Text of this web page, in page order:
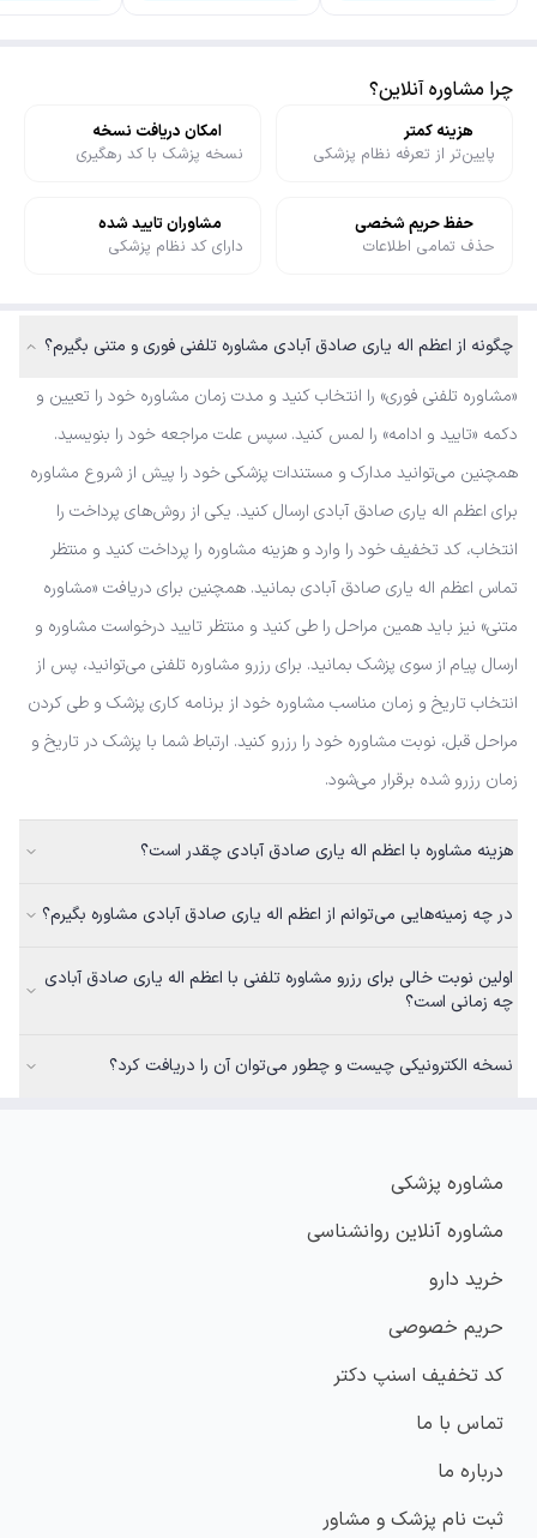
چرا مشاوره آنلاین؟
هزینه کمتر
پایین‌تر از تعرفه نظام پزشکی
امکان دریافت نسخه
نسخه پزشک با کد رهگیری
حفظ حریم شخصی
حذف تمامی اطلاعات
مشاوران تایید شده
دارای کد نظام پزشکی
چگونه از اعظم اله یاری صادق آبادی مشاوره تلفنی فوری و متنی بگیرم؟
«مشاوره تلفنی فوری» را انتخاب کنید و مدت زمان مشاوره خود را تعیین و
دکمه «تایید و ادامه» را لمس کنید. سپس علت مراجعه خود را بنویسید.
همچنین می‌توانید مدارک و مستندات پزشکی خود را پیش از شروع مشاوره
برای اعظم اله یاری صادق آبادی ارسال کنید. یکی از روش‌های پرداخت را
انتخاب، کد تخفیف خود را وارد و هزینه مشاوره را پرداخت کنید و منتظر
تماس اعظم اله یاری صادق آبادی بمانید. همچنین برای دریافت «مشاوره
متنی» نیز باید همین مراحل را طی کنید و منتظر تایید درخواست مشاوره و
ارسال پیام از سوی پزشک بمانید. برای رزرو مشاوره تلفنی می‌توانید، پس از
انتخاب تاریخ و زمان مناسب مشاوره خود از برنامه کاری پزشک و طی کردن
مراحل قبل، نوبت مشاوره خود را رزرو کنید. ارتباط شما با پزشک در تاریخ و
زمان رزرو شده برقرار می‌شود.
هزینه مشاوره با اعظم اله یاری صادق آبادی چقدر است؟
در چه زمینه‌هایی می‌توانم از اعظم اله یاری صادق آبادی مشاوره بگیرم؟
اولین نوبت خالی برای رزرو مشاوره تلفنی با اعظم اله یاری صادق آبادی
چه زمانی است؟
نسخه الکترونیکی چیست و چطور می‌توان آن را دریافت کرد؟
مشاوره پزشکی
مشاوره آنلاین روانشناسی
خرید دارو
حریم خصوصی
کد تخفیف اسنپ دکتر
تماس با ما
درباره ما
ثبت نام پزشک و مشاور